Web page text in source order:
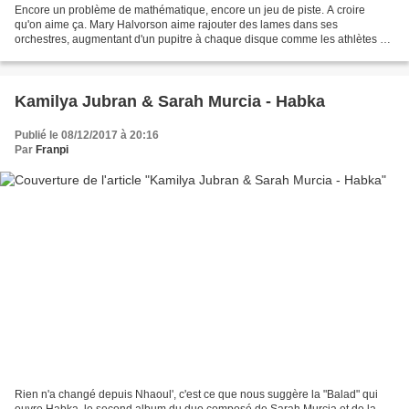
Encore un problème de mathématique, encore un jeu de piste. A croire
qu'on aime ça. Mary Halvorson aime rajouter des lames dans ses
orchestres, augmentant d'un pupitre à chaque disque comme les athlètes à
Kamilya Jubran & Sarah Murcia - Habka
Publié le 08/12/2017 à 20:16
Par Franpi
Rien n'a changé depuis Nhaoul', c'est ce que nous suggère la "Balad" qui